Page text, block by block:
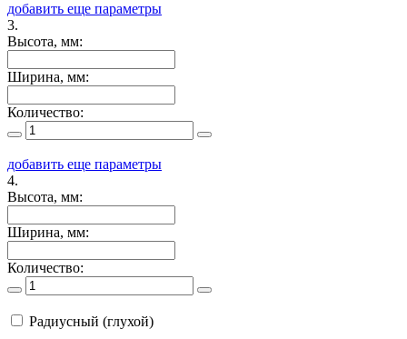
добавить еще параметры
3.
Высота, мм:
Ширина, мм:
Количество:
добавить еще параметры
4.
Высота, мм:
Ширина, мм:
Количество:
Радиусный (глухой)